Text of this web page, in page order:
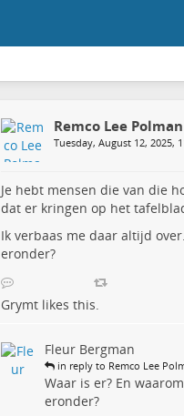
Remco Lee Polman
Tuesday, August 12, 2025,
Je hebt mensen die van die
dat er kringen op het
Ik verbaas me daar altijd
eronder?
Grymtlikes this.
Fleur Bergman
in reply to Remco Lee
Waar is er? En
eronder?